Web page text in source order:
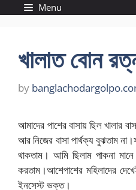
Menu
খালাত বোন
by
আমাদের পাশের বাসায় ছিল খালার
আর নিজের বাসা পার্থক্য বুঝতাম
থাকতাম। আমি ছিলাম পাকনা
করতাম।আশেপাশের মহিলাদের
ইনসেস্ট ভক্ত।